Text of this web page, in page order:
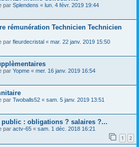
par Splendens « lun. 4 févr. 2019 19:44
rémunération Technicien Technicien
par fleurdecristal « mar. 22 janv. 2019 15:50
par Yopme « mer. 16 janv. 2019 16:54
par Twoballs52 « sam. 5 janv. 2019 13:51
public : obligations ? salaires ?...
par actv-65 « sam. 1 déc. 2018 16:21
1 2